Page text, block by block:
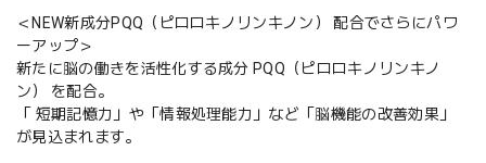
＜NEW新成分PQQ（ピロロキノリンキノン） 配合でさらにパワ
ーアップ＞
新たに脳の働きを活性化する成分 PQQ（ピロロキノリンキノ
ン） を配合。
「 短期記憶力」や「情報処理能力」など「脳機能の改善効果」
が見込まれます。